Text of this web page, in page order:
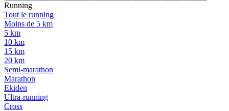
Running
Tout le running
Moins de 5 km
5 km
10 km
15 km
20 km
Semi-marathon
Marathon
Ekiden
Ultra-running
Cross